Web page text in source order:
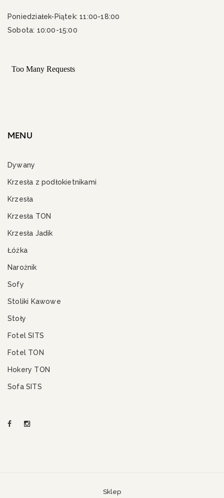
Poniedziałek-Piątek: 11:00-18:00
Sobota: 10:00-15:00
MENU
Dywany
Krzesła z podłokietnikami
Krzesła
Krzesła TON
Krzesła Jadik
Łóżka
Narożnik
Sofy
Stoliki Kawowe
Stoły
Fotel SITS
Fotel TON
Hokery TON
Sofa SITS
Sklep